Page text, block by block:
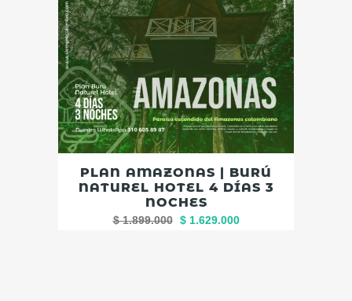
PLAN AMAZONAS | BURÚ
NATUREL HOTEL 4 DÍAS 3
NOCHES
$1.899.000 $1.629.000